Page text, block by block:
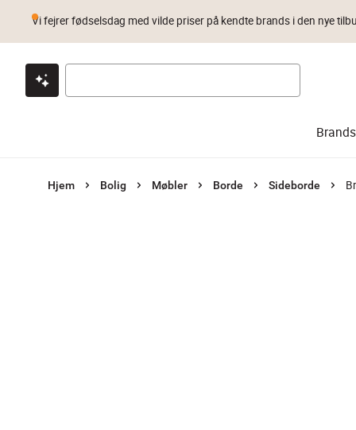
Klik & hent Byt i 1 år Prismatch
Vi fejrer fødselsdag med vilde priser på kendte brands i den nye
Brands
Hjem Bolig Møbler Borde Sideborde